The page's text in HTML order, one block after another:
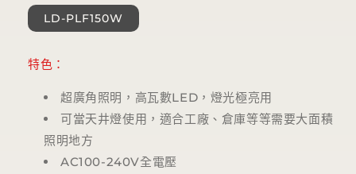
LD-PLF150W
特色：
超廣角照明，高瓦數LED ，燈光極亮用
可當天井燈使用，適合工廠、倉庫等等需要大面積
照明地方
AC100-240V全電壓